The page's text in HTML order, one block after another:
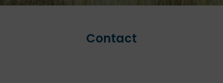
Contact